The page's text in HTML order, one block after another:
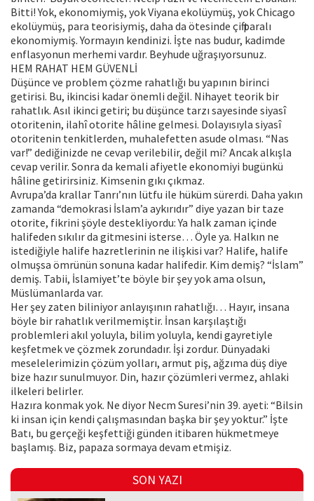
Bitti! Yok, ekonomiymiş, yok Viyana ekolüymüş, yok Chicago
ekolüymüş, para teorisiymiş, daha da ötesinde çift paralı
ekonomiymiş. Yormayın kendinizi. İşte nas budur, kadimde
enflasyonun merhemi vardır. Beyhude uğraşıyorsunuz.
HEM RAHAT HEM GÜVENLİ
Düşünce ve problem çözme rahatlığı bu yapının birinci
getirisi. Bu, ikincisi kadar önemli değil. Nihayet teorik bir
rahatlık. Asıl ikinci getiri; bu düşünce tarzı sayesinde siyasî
otoritenin, ilahî otorite hâline gelmesi. Dolayısıyla siyasî
otoritenin tenkitlerden, muhalefetten asude olması. “Nas
var!” dediğinizde ne cevap verilebilir, değil mi? Ancak alkışla
cevap verilir. Sonra da kemali afiyetle ekonomiyi bugünkü
hâline getirirsiniz. Kimsenin gıkı çıkmaz.
Avrupa’da krallar Tanrı’nın lütfu ile hüküm sürerdi. Daha yakın
zamanda “demokrasi İslam’a aykırıdır” diye yazan bir taze
otorite, fikrini şöyle destekliyordu: Ya halk zaman içinde
halifeden sıkılır da gitmesini isterse… Öyle ya. Halkın ne
istediğiyle halife hazretlerinin ne ilişkisi var? Halife, halife
olmuşsa ömrünün sonuna kadar halifedir. Kim demiş? “İslam”
demiş. Tabii, İslamiyet’te böyle bir şey yok ama olsun,
Müslümanlarda var.
Her şey zaten biliniyor anlayışının rahatlığı… Hayır, insana
böyle bir rahatlık verilmemiştir. İnsan karşılaştığı
problemleri akıl yoluyla, bilim yoluyla, kendi gayretiyle
keşfetmek ve çözmek zorundadır. İşi zordur. Dünyadaki
meselelerimizin çözüm yolları, armut piş, ağzıma düş diye
bize hazır sunulmuyor. Din, hazır çözümleri vermez, ahlaki
ilkeleri belirler.
Hazıra konmak yok. Ne diyor Necm Suresi’nin 39. ayeti: “Bilsin
ki insan için kendi çalışmasından başka bir şey yoktur.” İşte
Batı, bu gerçeği keşfettiği günden itibaren hükmetmeye
başlamış. Biz, papaza sormaya devam etmişiz.
SON YAZI